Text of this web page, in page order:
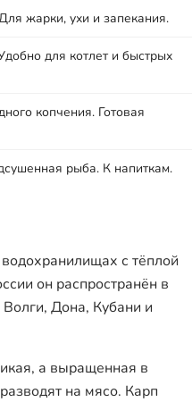
жарки, ухи и запекания.
для котлет и быстрых
копчения. Готовая
рыба. К напиткам.
с тёплой
он распространён в
Дона, Кубани и
а выращенная в
на мясо. Карп